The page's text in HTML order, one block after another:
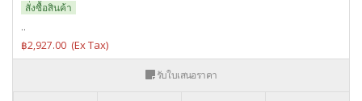
สั่งซื้อสินค้า
..
฿2,927.00
รับใบเสนอราคา